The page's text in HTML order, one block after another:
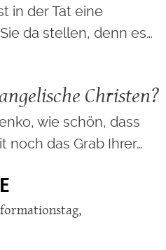
in der Tat eine
da stellen, denn es…
Christen?
wie schön, dass
noch das Grab Ihrer…
,